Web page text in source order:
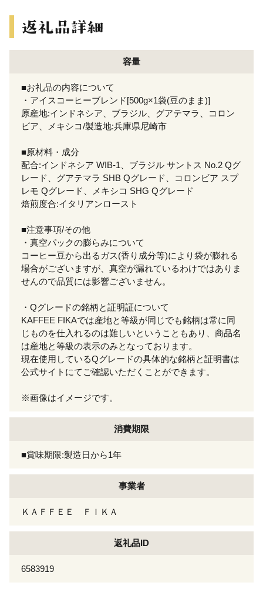
容量
■お礼品の内容について
・アイスコーヒーブレンド[500g×1袋(豆のまま)]
原産地:インドネシア、ブラジル、グアテマラ、コロン
ビア、メキシコ/製造地:兵庫県尼崎市
■原材料・成分
配合:インドネシア WIB-1、ブラジル サントス No.2 Qグ
レード、グアテマラ SHB Qグレード、コロンビア スプ
レモ Qグレード、メキシコ SHG Qグレード
焙煎度合:イタリアンロースト
■注意事項/その他
・真空パックの膨らみについて
コーヒー豆から出るガス(香り成分等)により袋が膨れる
場合がございますが、真空が漏れているわけではありま
せんので品質には影響ございません。
・Qグレードの銘柄と証明証について
KAFFEE FIKAでは産地と等級が同じでも銘柄は常に同
じものを仕入れるのは難しいということもあり、商品名
は産地と等級の表示のみとなっております。
現在使用しているQグレードの具体的な銘柄と証明書は
公式サイトにてご確認いただくことができます。
※画像はイメージです。
消費期限
■賞味期限:製造日から1年
事業者
ＫＡＦＦＥＥ ＦＩＫＡ
返礼品ID
6583919